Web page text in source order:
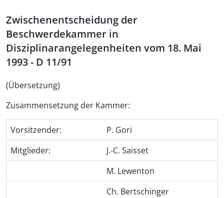
Zwischenentscheidung der
Beschwerdekammer in
Disziplinarangelegenheiten vom 18. Mai
1993 - D 11/91
(Übersetzung)
Zusammensetzung der Kammer:
Vorsitzender:
P. Gori
Mitglieder:
J.-C. Saisset
M. Lewenton
Ch. Bertschinger